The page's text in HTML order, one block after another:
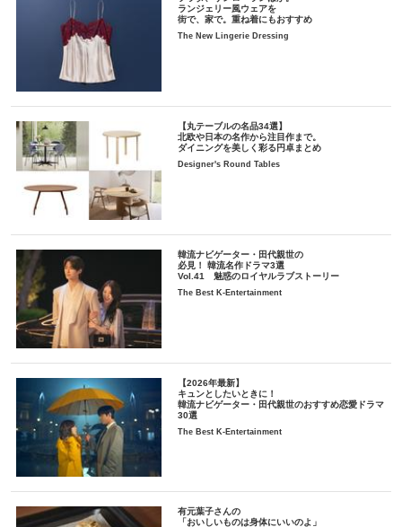
ランジェリー風ウェアを
街で、家で。重ね着にもおすすめ
The New Lingerie Dressing
【丸テーブルの名品34選】
北欧や日本の名作から注目作まで。
ダイニングを美しく彩る円卓まとめ
Designer's Round Tables
韓流ナビゲーター・田代親世の
必見！ 韓流名作ドラマ3選
Vol.41 魅惑のロイヤルラブストーリー
The Best K-Entertainment
【2026年最新】
キュンとしたいときに！
韓流ナビゲーター・田代親世のおすすめ恋愛ドラマ
30選
The Best K-Entertainment
有元葉子さんの
「おいしいものは身体にいいのよ」